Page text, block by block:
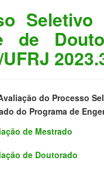
de
do Processo
do Programa de
de Mestrado
de Doutorado